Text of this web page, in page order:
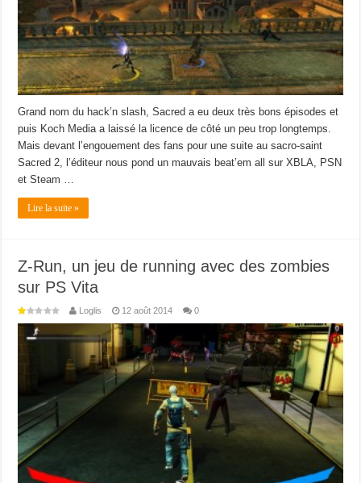
Grand nom du hack’n slash, Sacred a eu deux très bons épisodes et
puis Koch Media a laissé la licence de côté un peu trop longtemps.
Mais devant l’engouement des fans pour une suite au sacro-saint
Sacred 2, l’éditeur nous pond un mauvais beat’em all sur XBLA, PSN
et Steam …
Lire la suite »
Z-Run, un jeu de running avec des zombies
sur PS Vita
Loglis 12 août 2014 0